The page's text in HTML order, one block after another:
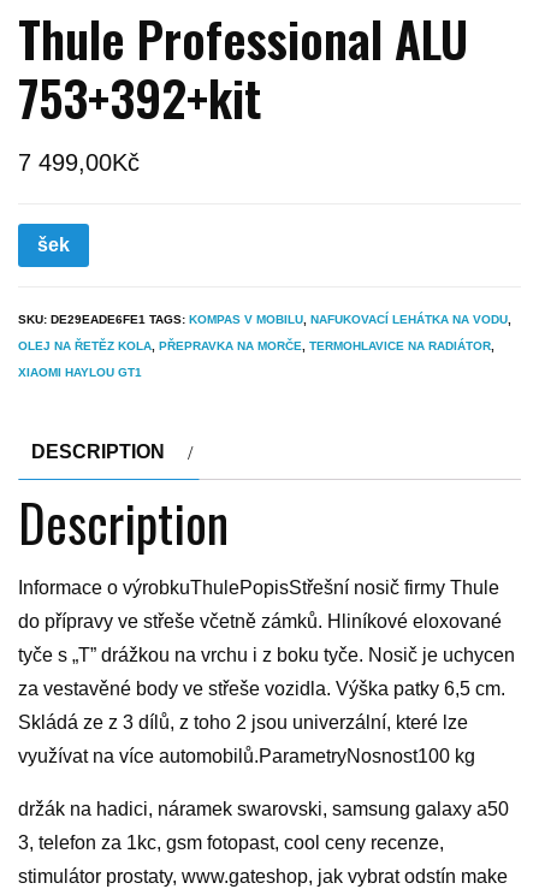
Thule Professional ALU
753+392+kit
7 499,00Kč
šek
SKU: DE29EADE6FE1 TAGS: KOMPAS V MOBILU NAFUKOVACÍ LEHÁTKA NA VODU
OLEJ NA ŘETĚZ KOLA PŘEPRAVKA NA MORČE TERMOHLAVICE NA RADIÁTOR
XIAOMI HAYLOU GT1
DESCRIPTION
Description
Informace o výrobkuThulePopisStřešní nosič firmy Thule
do přípravy ve střeše včetně zámků. Hliníkové eloxované
tyče s „T” drážkou na vrchu i z boku tyče. Nosič je uchycen
za vestavěné body ve střeše vozidla. Výška patky 6,5 cm.
Skládá ze z 3 dílů, z toho 2 jsou univerzální, které lze
využívat na více automobilů.ParametryNosnost100 kg
držák na hadici, náramek swarovski, samsung galaxy a50
3, telefon za 1kc, gsm fotopast, cool ceny recenze,
stimulátor prostaty, www.gateshop, jak vybrat odstín make